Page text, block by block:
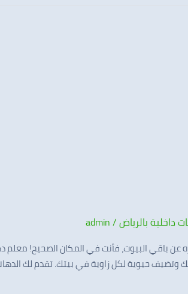
داخلية بالرياض/
admin
البيوت، فأنت في المكان الصحيح! معلم
حيوية لكل زاوية في بيتك. تقدم لك